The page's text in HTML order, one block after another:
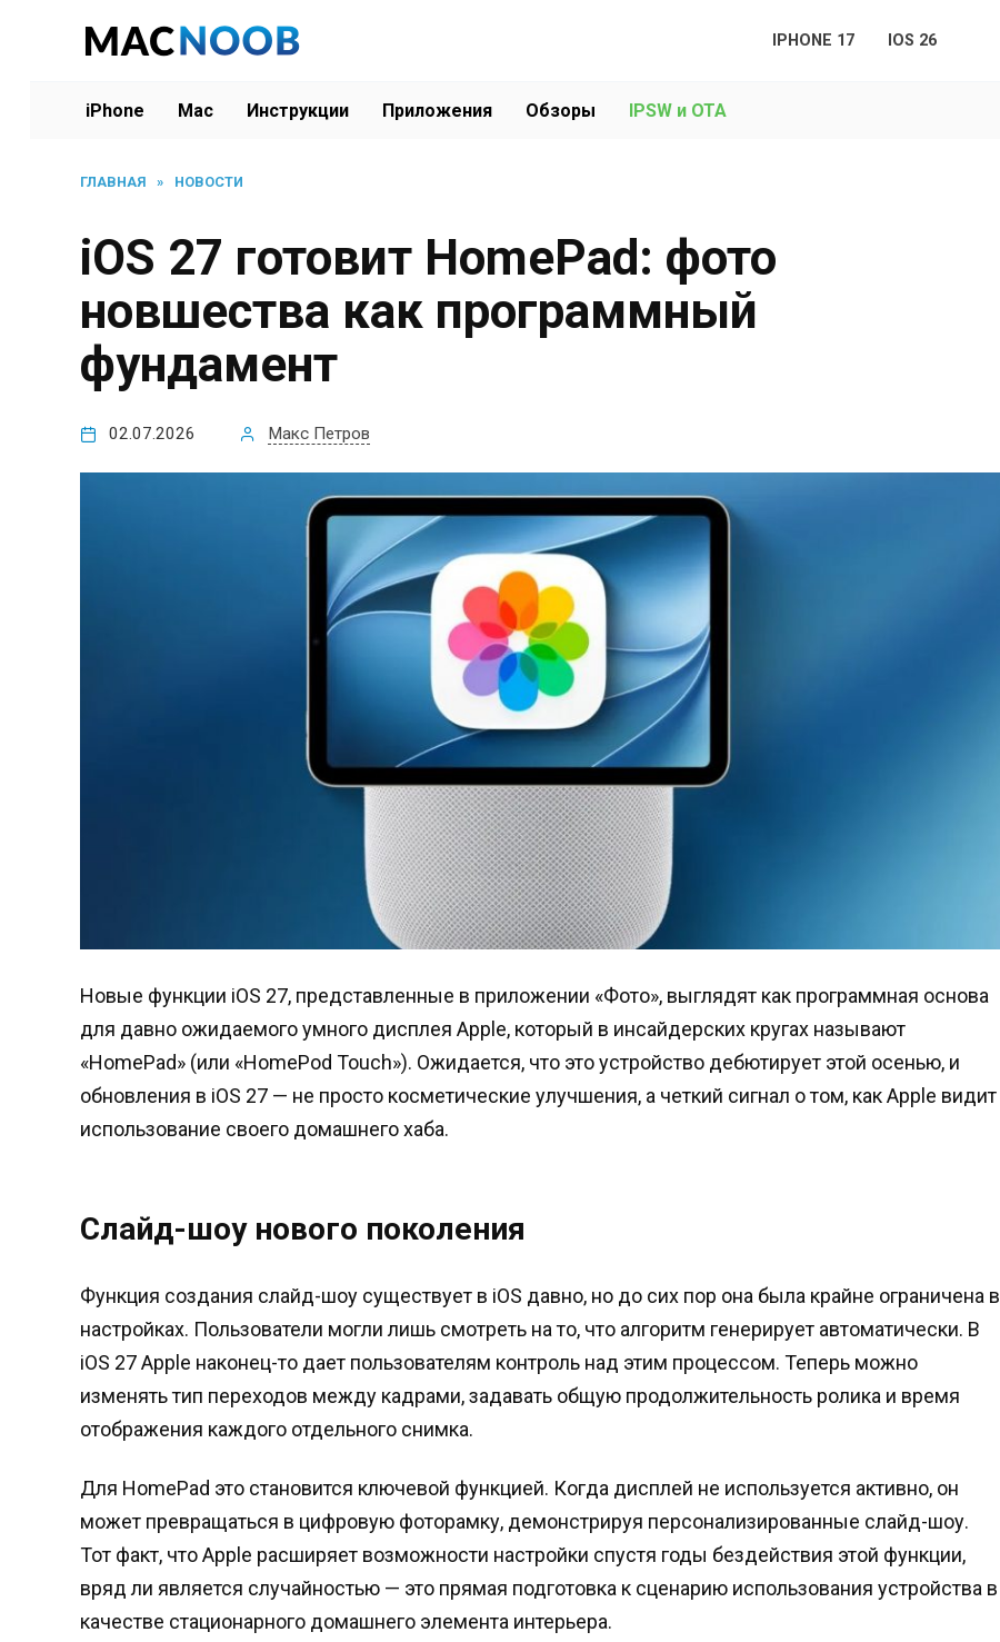
IPHONE 17 IOS 26
iPhone Mac Инструкции Приложения Обзоры IPSW и OTA
ГЛАВНАЯ » НОВОСТИ
iOS 27 готовит HomePad: фото
новшества как программный
фундамент
02.07.2026 Макс Петров
Новые функции iOS 27, представленные в приложении «Фото», выглядят как программная основа
для давно ожидаемого умного дисплея Apple, который в инсайдерских кругах называют
«HomePad» (или «HomePod Touch»). Ожидается, что это устройство дебютирует этой осенью, и
обновления в iOS 27 — не просто косметические улучшения, а четкий сигнал о том, как Apple видит
использование своего домашнего хаба.
Слайд-шоу нового поколения
Функция создания слайд-шоу существует в iOS давно, но до сих пор она была крайне ограничена в
настройках. Пользователи могли лишь смотреть на то, что алгоритм генерирует автоматически. В
iOS 27 Apple наконец-то дает пользователям контроль над этим процессом. Теперь можно
изменять тип переходов между кадрами, задавать общую продолжительность ролика и время
отображения каждого отдельного снимка.
Для HomePad это становится ключевой функцией. Когда дисплей не используется активно, он
может превращаться в цифровую фоторамку, демонстрируя персонализированные слайд-шоу.
Тот факт, что Apple расширяет возможности настройки спустя годы бездействия этой функции,
вряд ли является случайностью — это прямая подготовка к сценарию использования устройства в
качестве стационарного домашнего элемента интерьера.